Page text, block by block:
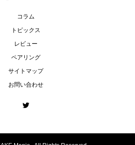
コラム
トピックス
レビュー
ペアリング
サイトマップ
お問い合わせ